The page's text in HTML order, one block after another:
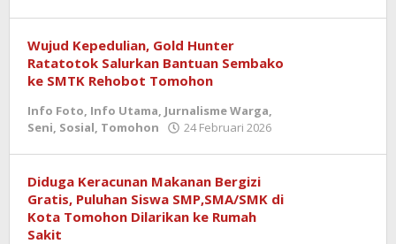
Wujud Kepedulian, Gold Hunter
Ratatotok Salurkan Bantuan Sembako
ke SMTK Rehobot Tomohon
Info Foto, Info Utama, Jurnalisme Warga,
Seni, Sosial, Tomohon 24 Februari 2026
Diduga Keracunan Makanan Bergizi
Gratis, Puluhan Siswa SMP,SMA/SMK di
Kota Tomohon Dilarikan ke Rumah
Sakit